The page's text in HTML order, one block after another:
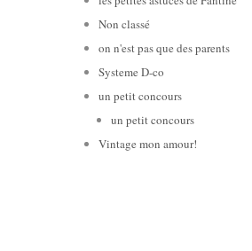
Non classé
on n'est pas que des parents
Systeme D-co
un petit concours
un petit concours
Vintage mon amour!